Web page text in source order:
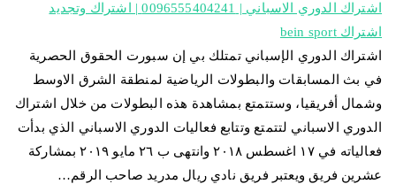
اشتراك الدوري الاسباني | 0096555404241 | اشتراك وتجديد
اشتراك bein sport
اشتراك الدوري الإسباني تمتلك بي إن سبورت الحقوق الحصرية
في بث المسابقات والبطولات الرياضية لمنطقة الشرق الاوسط
وشمال أفريقيا، وستتمتع بمشاهدة هذه البطولات من خلال اشتراك
الدوري الاسباني لتتمتع وتتابع فعاليات الدوري الاسباني الذي بدأت
فعالياته في ١٧ اغسطس ٢٠١٨ وانتهى ب ٢٦ مايو ٢٠١٩ بمشاركة
عشرين فريق ويعتبر فريق نادي ريال مدريد صاحب الرقم…